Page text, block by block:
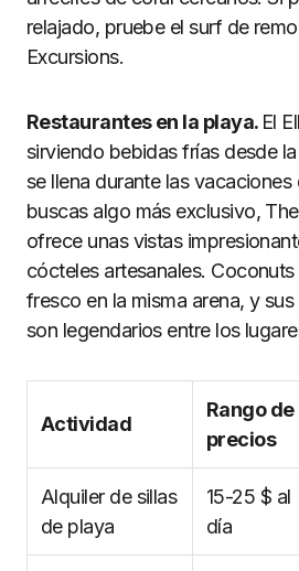
relajado, pruebe el surf de
Excursions.
Restaurantes en la playa. El
sirviendo bebidas frías desde
se llena durante las vacaciones
buscas algo más exclusivo,
ofrece unas vistas
cócteles artesanales.
fresco en la misma arena, y
son legendarios entre los
Actividad
Rango de
precios
Alquiler de sillas
de playa
15-25 $ al
día